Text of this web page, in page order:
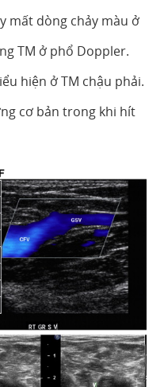
mất dòng chảy màu ở
TM ở phổ Doppler.
hiện ở TM chậu phải.
cơ bản trong khi hít